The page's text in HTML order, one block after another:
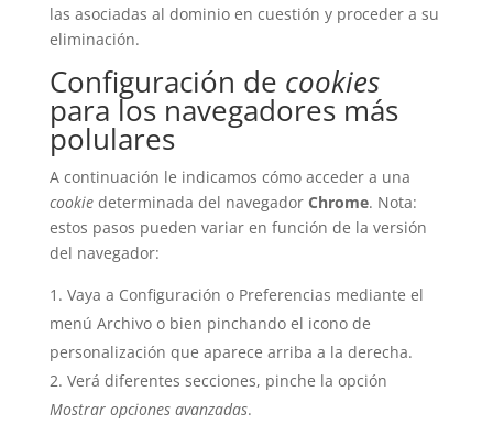
las asociadas al dominio en cuestión y proceder a su
eliminación.
Configuración de cookies
para los navegadores más
polulares
A continuación le indicamos cómo acceder a una
cookiedeterminada del navegador Chrome. Nota:
estos pasos pueden variar en función de la versión
del navegador:
Vaya a Configuración o Preferencias mediante el
menú Archivo o bien pinchando el icono de
personalización que aparece arriba a la derecha.
Verá diferentes secciones, pinche la opción
Mostrar opciones avanzadas.